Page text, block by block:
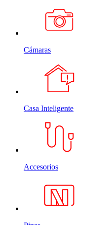
Cámaras
Casa Inteligente
Accesorios